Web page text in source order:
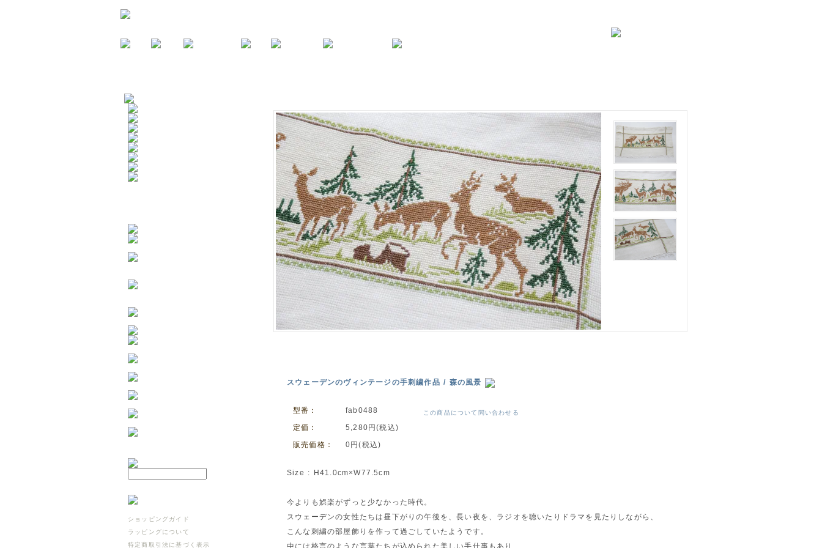
スウェーデンのヴィンテージの手刺繍作品 / 森の風景
型番：
fab0488
定価：
5,280円(税込)
販売価格：
0円(税込)
この商品について問い合わせる
Size : H41.0cm×W77.5cm
今よりも娯楽がずっと少なかった時代。
スウェーデンの女性たちは昼下がりの午後を、長い夜を、ラジオを聴いたりドラマを見たりしながら、
こんな刺繍の部屋飾りを作って過ごしていたようです。
中には格言のような言葉たちが込められた美しい手仕事もあり
ショッピングガイド
ラッピングについて
特定商取引法に基づく表示